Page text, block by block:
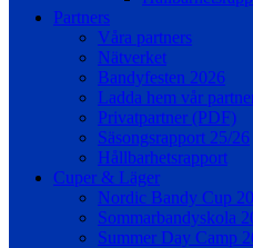
Partners
Våra partners
Nätverket
Bandyfesten 2026
Ladda hem vår
Privatpartner (PDF)
Säsongsrapport 25/26
Hållbarhetsrapport
Cuper & Läger
Nordic Bandy Cup
Sommarbandyskola
Summer Day Camp